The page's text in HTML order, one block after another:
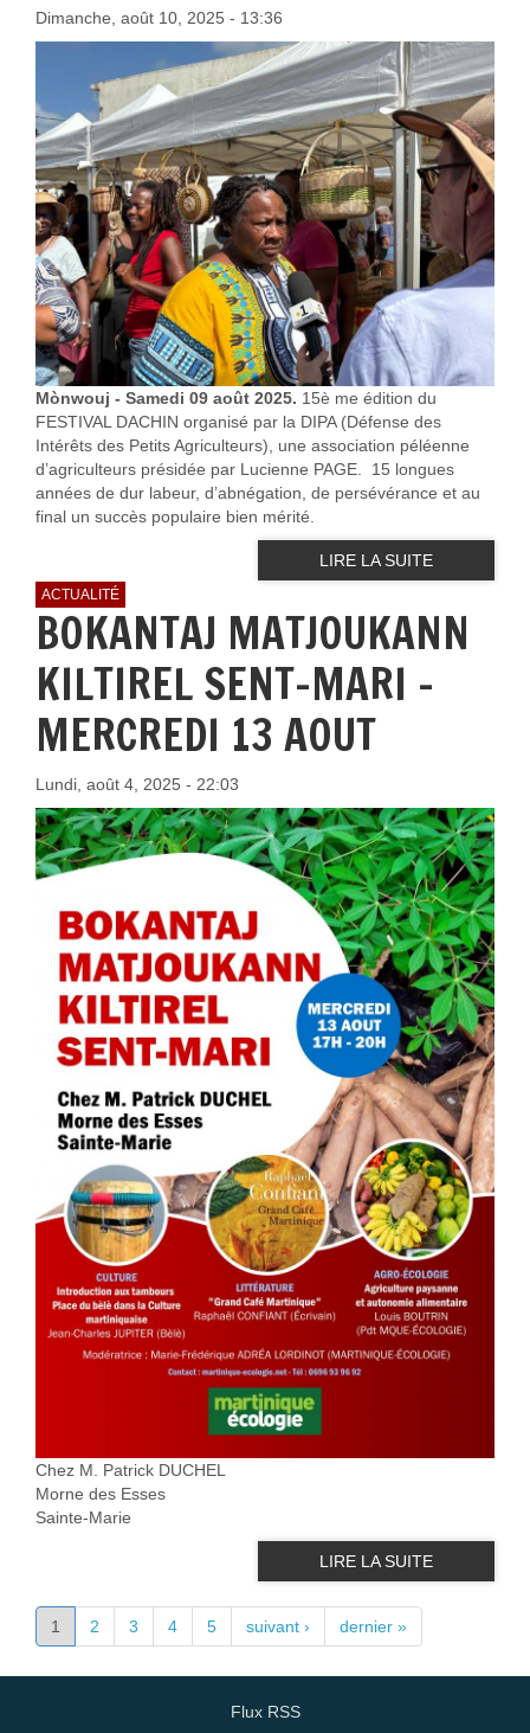
Dimanche, août 10, 2025 - 13:36
Mònwouj - Samedi 09 août 2025. 15è me édition du
FESTIVAL DACHIN organisé par la DIPA (Défense des
Intérêts des Petits Agriculteurs), une association péléenne
d’agriculteurs présidée par Lucienne PAGE. 15 longues
années de dur labeur, d’abnégation, de persévérance et au
final un succès populaire bien mérité.
LIRE LA SUITE
ACTUALITÉ
BOKANTAJ MATJOUKANN
KILTIREL SENT-MARI -
MERCREDI 13 AOUT
Lundi, août 4, 2025 - 22:03
Chez M. Patrick DUCHEL
Morne des Esses
Sainte-Marie
LIRE LA SUITE
PAGES
1 2 3 4 5 suivant › dernier »
Flux RSS